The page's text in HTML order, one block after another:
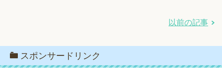
以前の記事
スポンサードリンク